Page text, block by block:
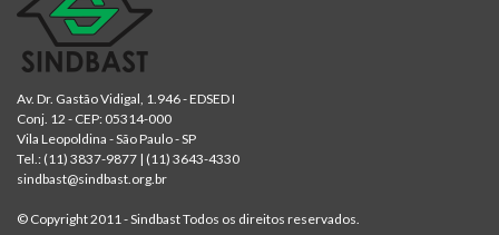
Av. Dr. Gastão Vidigal, 1.946 - EDSED I
Conj. 12 - CEP: 05314-000
Vila Leopoldina - São Paulo - SP
Tel.: (11) 3837-9877 | (11) 3643-4330
sindbast@sindbast.org.br
© Copyright 2011 - Sindbast Todos os direitos reservados.